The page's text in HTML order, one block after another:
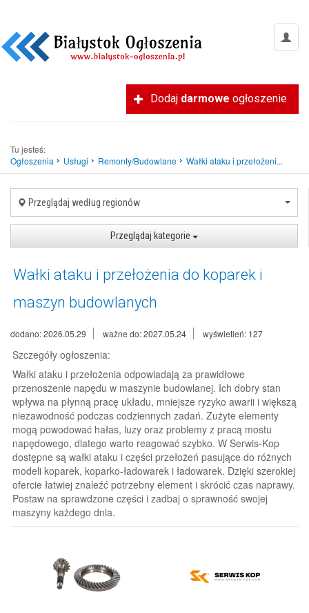
Dodaj darmowe ogłoszenie
Tu jesteś:
Ogłoszenia
Usługi Remonty/Budowlane Wałki ataku i przełożeni...
Przeglądaj według regionów
Przeglądaj kategorie
Wałki ataku i przełożenia do koparek i
maszyn budowlanych
dodano: 2026.05.29 ważne do: 2027.05.24 wyświetleń: 127
Szczegóły ogłoszenia:
Wałki ataku i przełożenia odpowiadają za prawidłowe
przenoszenie napędu w maszynie budowlanej. Ich dobry stan
wpływa na płynną pracę układu, mniejsze ryzyko awarii i większą
niezawodność podczas codziennych zadań. Zużyte elementy
mogą powodować hałas, luzy oraz problemy z pracą mostu
napędowego, dlatego warto reagować szybko. W Serwis-Kop
dostępne są wałki ataku i części przełożeń pasujące do różnych
modeli koparek, koparko-ładowarek i ładowarek. Dzięki szerokiej
ofercie łatwiej znaleźć potrzebny element i skrócić czas naprawy.
Postaw na sprawdzone części i zadbaj o sprawność swojej
maszyny każdego dnia.